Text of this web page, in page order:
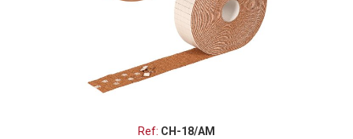
Ref: CH-18/AM